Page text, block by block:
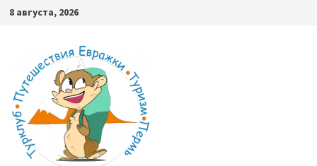
Перейти
содержимому
8 августа, 2026